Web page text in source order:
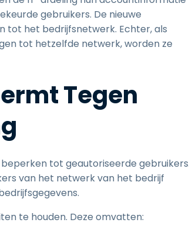
gebruikers. De nieuwe
tot het bedrijfsnetwerk. Echter, als
tot hetzelfde netwerk, worden ze
Tegen
tot geautoriseerde
van het netwerk van het bedrijf
te houden. Deze omvatten: